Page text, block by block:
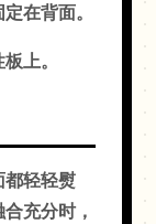
在背面。
上。
都轻轻熨
充分时，